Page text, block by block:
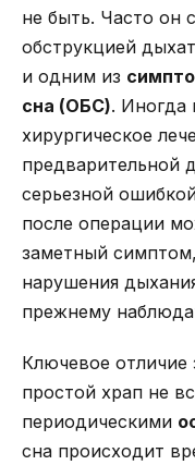
не быть. Часто он
обструкцией
и одним из
сна (ОБС). Иногда
хирургическое
предварительной
серьезной
после операции
заметный
нарушения
прежнему
Ключевое отличие
простой храп не
периодическими
сна происходит